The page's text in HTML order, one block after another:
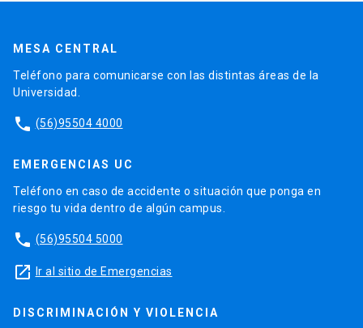
MESA CENTRAL
Teléfono para comunicarse con las distintas áreas de la
Universidad.
phone (56)95504 4000
EMERGENCIAS UC
Teléfono en caso de accidente o situación que ponga en
riesgo tu vida dentro de algún campus.
phone (56)95504 5000
launch Ir al sitio de Emergencias
DISCRIMINACIÓN Y VIOLENCIA